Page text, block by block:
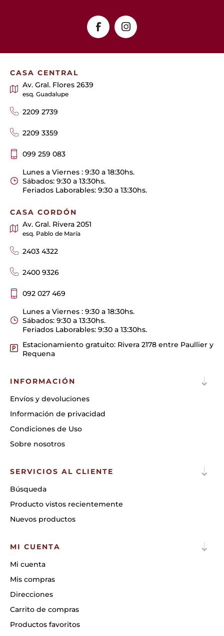
CASA CENTRAL
Av. Gral. Flores 2639
esq. Guadalupe
2209 2739
2209 3359
099 259 083
Lunes a Viernes : 9:30 a 18:30hs.
Sábados: 9:30 a 13:30hs.
Feriados Laborables: 9:30 a 13:30hs.
CASA CORDÓN
Av. Gral. Rivera 2051
esq. Pablo de María
2403 4322
2400 9326
092 027 469
Lunes a Viernes : 9:30 a 18:30hs.
Sábados: 9:30 a 13:30hs.
Feriados Laborables: 9:30 a 13:30hs.
Estacionamiento gratuito: Rivera 2178 entre Paullier y
Requena
INFORMACIÓN
Envíos y devoluciones
Información de privacidad
Condiciones de Uso
Sobre nosotros
SERVICIOS AL CLIENTE
Búsqueda
Producto vistos recientemente
Nuevos productos
MI CUENTA
Mi cuenta
Mis compras
Direcciones
Carrito de compras
Productos favoritos